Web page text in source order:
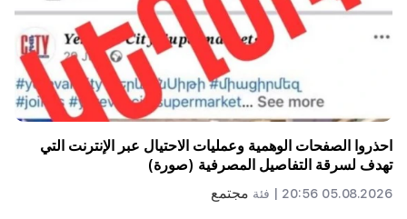
احذروا الصفحات الوهمية وعمليات الاحتيال عبر الإنترنت التي
تهدف لسرقة التفاصيل المصرفية (صورة)
05.08.2026 20:56 | فئة مجتمع